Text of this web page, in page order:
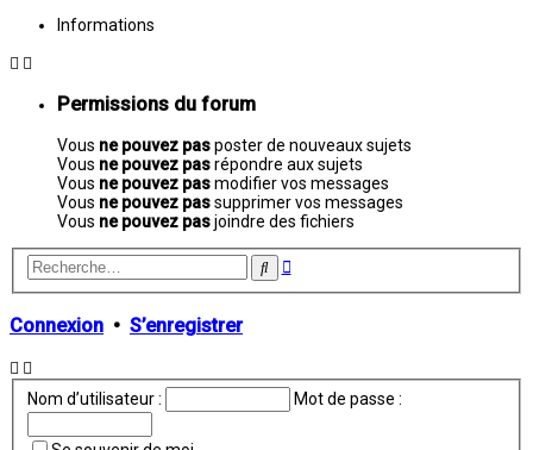
Informations
Permissions du forum
Vous ne pouvez pasposter de nouveaux sujets
Vous ne pouvez pasrépondre aux sujets
Vous ne pouvez pasmodifier vos messages
Vous ne pouvez passupprimer vos messages
Vous ne pouvez pasjoindre des fichiers
Rechercher
Recherche
Connexion • S’enregistrer
Nom d’utilisateur : Mot de passe :